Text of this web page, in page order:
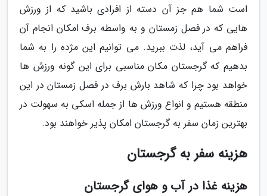
است شما هم جز آن دسته از افرادی باشید که از ورزش
هایی که در فصل زمستان و به واسطه برف امکان انجام آن
فراهم می آید، لذت ببرید. می توانیم این مژده را به شما
بدهیم که گرجستان مکان مناسبی برای این گونه ورزش ها
خواهد بود چرا که شاهد بارش برف در فصل زمستان در این
منطقه هستیم و انواع ورزش ها از جمله اسکی به سهولت در
بهترین زمان سفر به گرجستان امکان پذیر خواهند بود.
هزینه سفر به گرجستان
هزینه غذا در آب و هوای گرجستان